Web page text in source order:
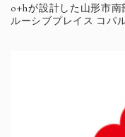
o+hが設計した山形市
ルーシブプレイス コパ